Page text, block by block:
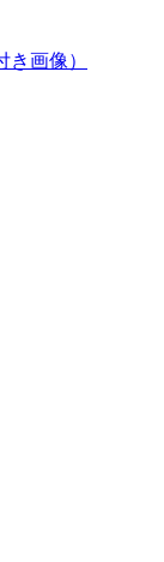
画像）